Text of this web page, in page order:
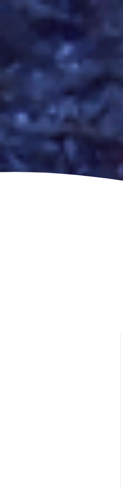
慶良間諸島ファンダイビング
慶良間諸島体験ダイビング＆スノーケリング
オープンウォーター・ダイバー・コース
ファンダイブ